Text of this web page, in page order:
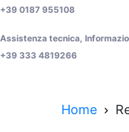
+39 0187 955108
Assistenza tecnica,
+39 333 4819266
Home